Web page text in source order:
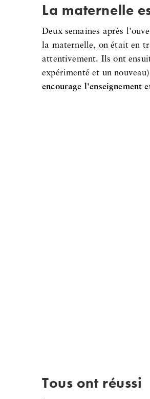
La maternelle
Deux semaines après
la maternelle, on était en
attentivement. Ils ont
expérimenté et un
encourage l'enseignement
Tous ont réussi